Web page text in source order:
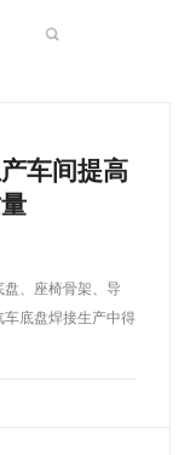

车间提高
、座椅骨架、导
底盘焊接生产中得